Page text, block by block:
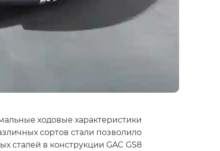
ходовые характеристики
сортов стали позволило
сталей в конструкции GAC GS8